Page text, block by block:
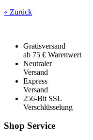
« Zurück
Gratisversand
ab 75 € Warenwert
Neutraler
Versand
Express
Versand
256-Bit SSL
Verschlüsselung
Shop Service